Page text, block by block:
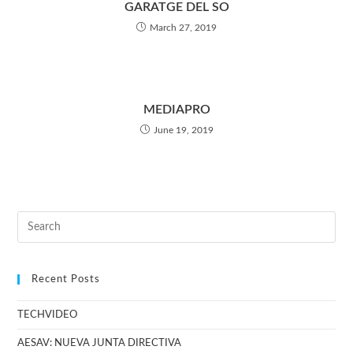
GARATGE DEL SO
March 27, 2019
MEDIAPRO
June 19, 2019
Recent Posts
TECHVIDEO
AESAV: NUEVA JUNTA DIRECTIVA